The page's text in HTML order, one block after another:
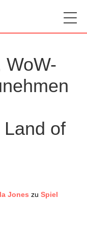
WoW-
of
Jones zu Spiel